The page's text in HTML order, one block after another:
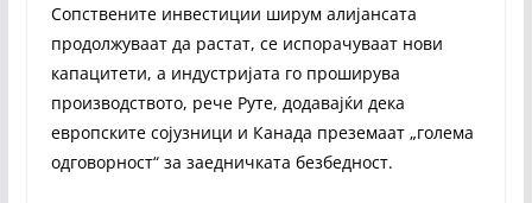
Сопствените инвестиции ширум алијансата
продолжуваат да растат, се испорачуваат нови
капацитети, а индустријата го проширува
производството, рече Руте, додавајќи дека
европските сојузници и Канада преземаат „голема
одговорност“ за заедничката безбедност.